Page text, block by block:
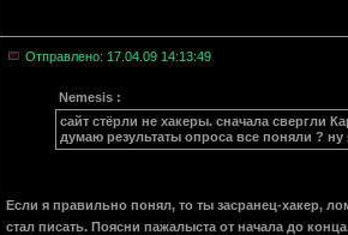
Отправлено: 17.04.09 14:13:49
Nemesis :
сайт стёрли не хакеры. сначала свергли
думаю результаты опроса все поняли ? ну
Если я правильно понял, то ты засранец-хакер,
стал писать. Поясни пажалыста от начала до